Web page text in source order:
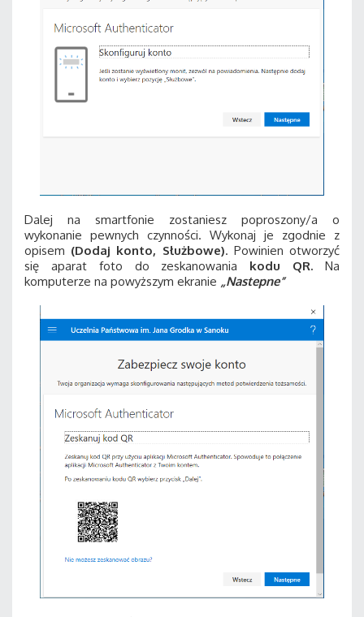
Dalej na smartfonie zostaniesz poproszony/a o
wykonanie pewnych czynności. Wykonaj je zgodnie z
opisem (Dodaj konto, Służbowe). Powinien otworzyć
się aparat foto do zeskanowania kodu QR. Na
komputerze na powyższym ekranie „Nastepne”